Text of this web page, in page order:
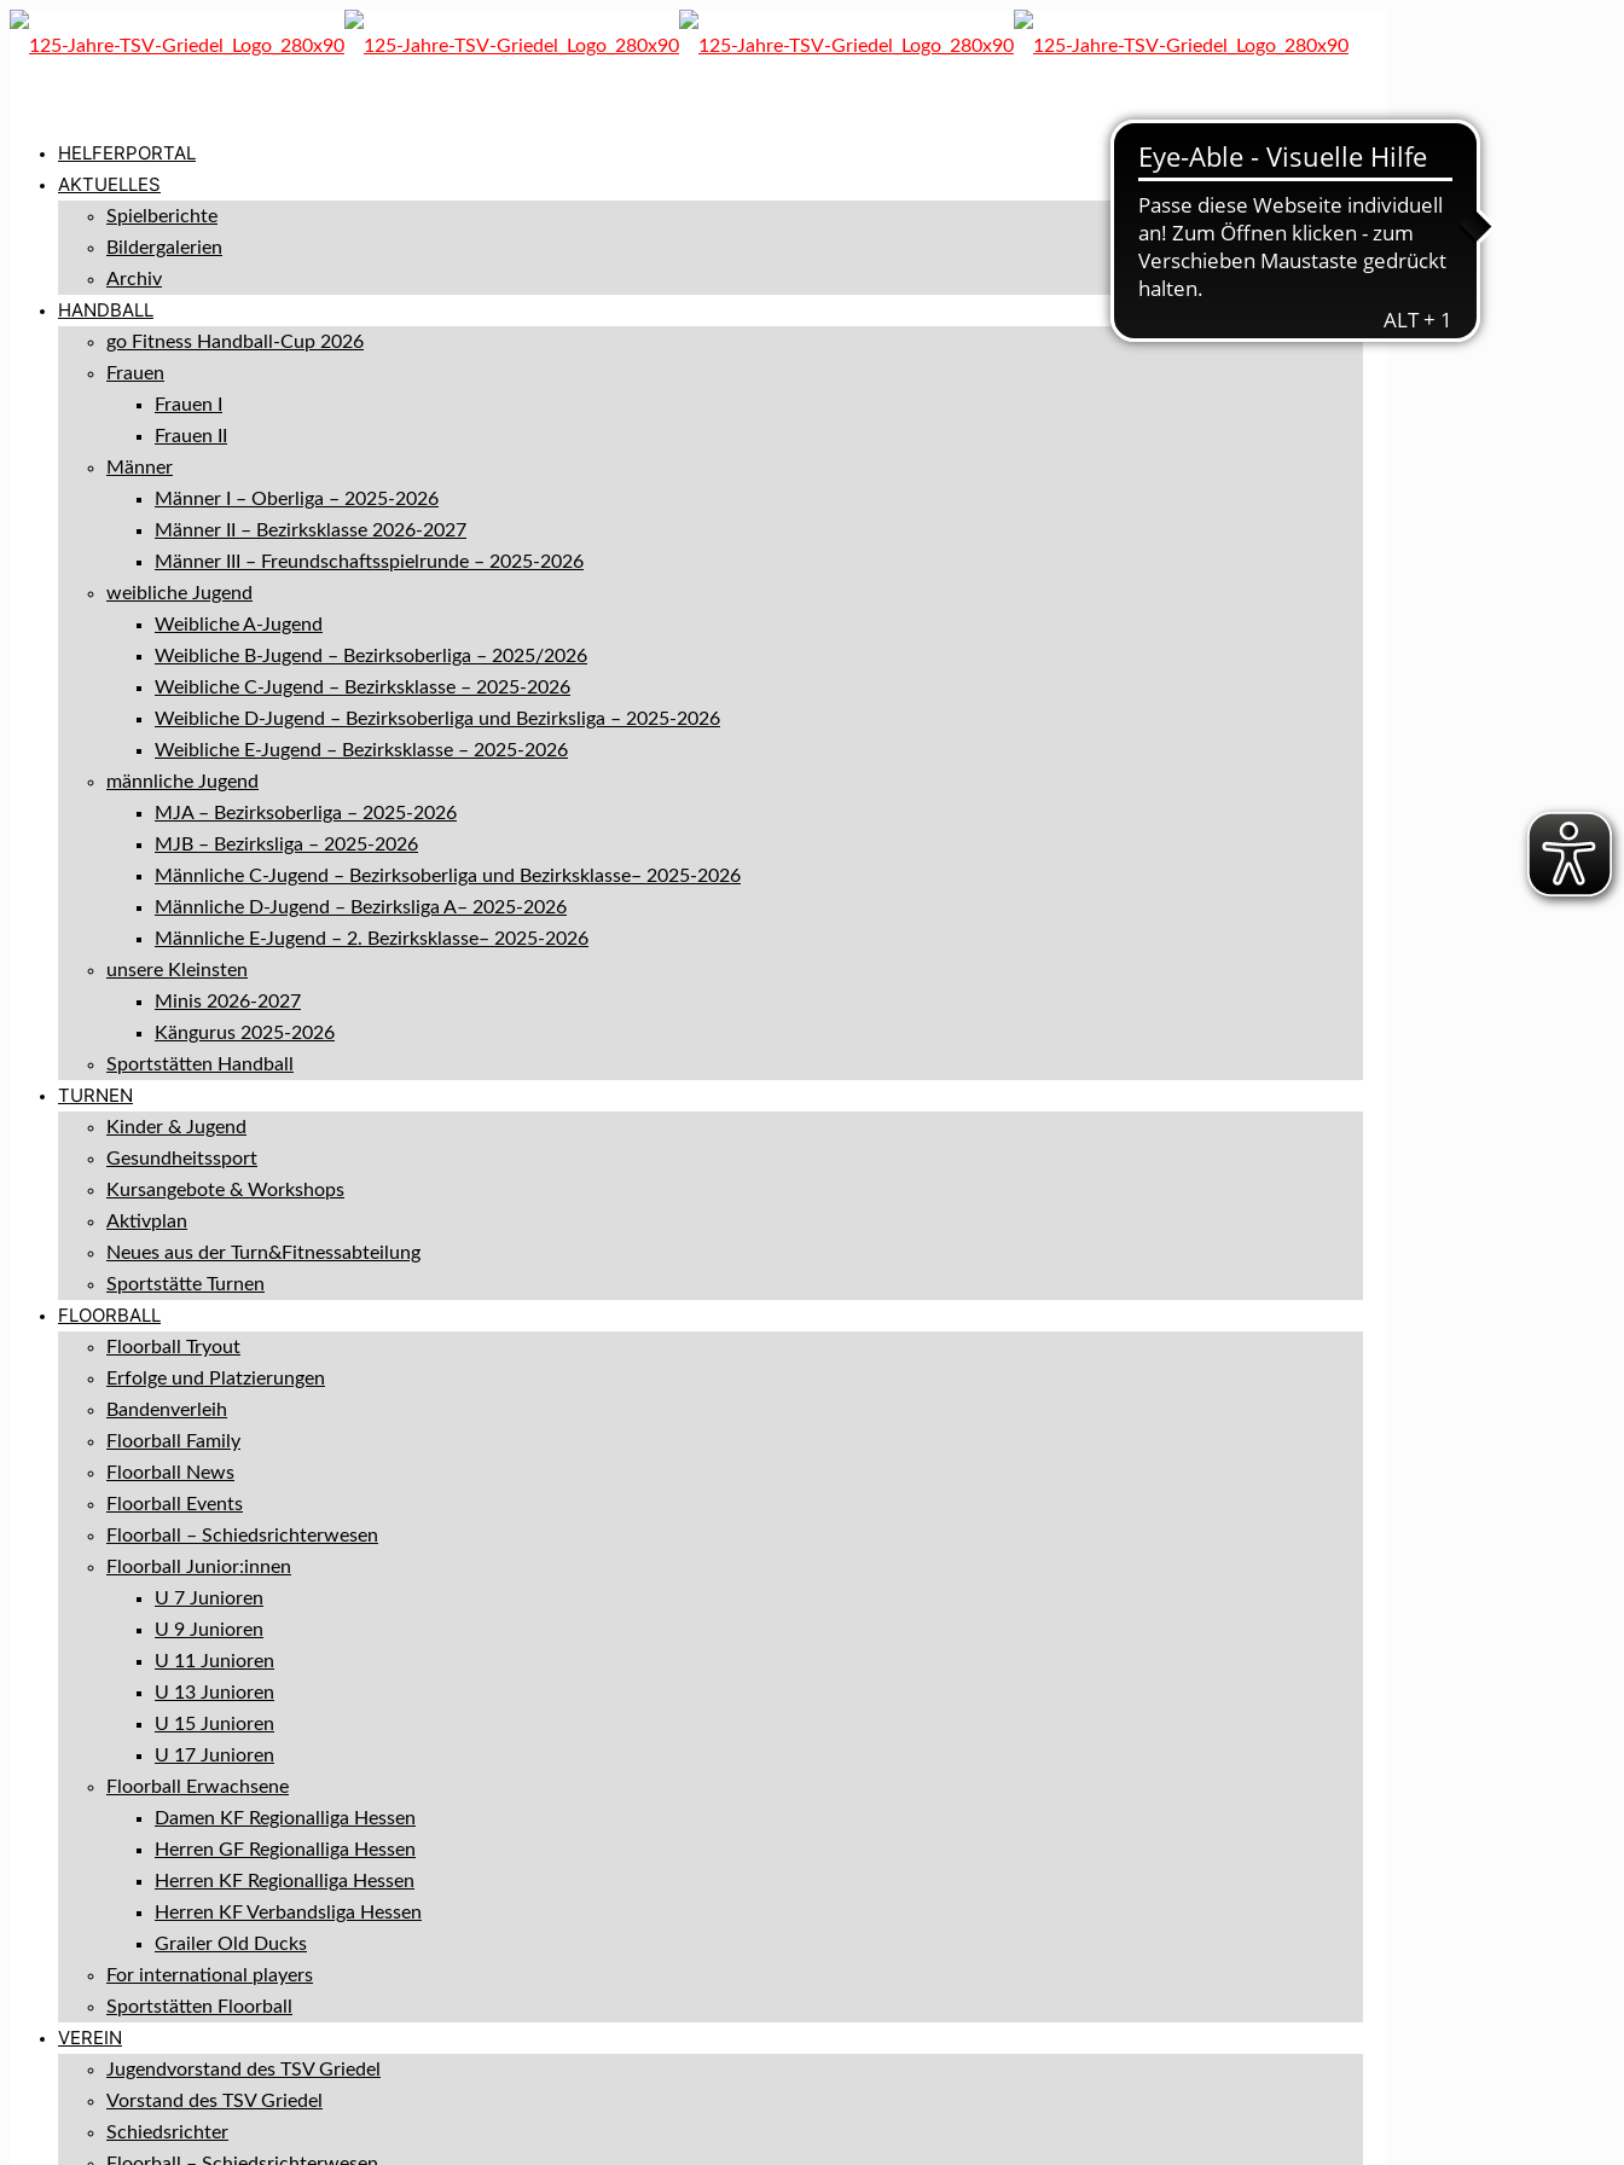
HELFERPORTAL
AKTUELLES
Spielberichte
Bildergalerien
Archiv
HANDBALL
go Fitness Handball-Cup 2026
Frauen
Frauen I
Frauen II
Männer
Männer I – Oberliga – 2025-2026
Männer II – Bezirksklasse 2026-2027
Männer III – Freundschaftsspielrunde – 2025-2026
weibliche Jugend
Weibliche A-Jugend
Weibliche B-Jugend – Bezirksoberliga – 2025/2026
Weibliche C-Jugend – Bezirksklasse – 2025-2026
Weibliche D-Jugend – Bezirksoberliga und Bezirksliga – 2025-2026
Weibliche E-Jugend – Bezirksklasse – 2025-2026
männliche Jugend
MJA – Bezirksoberliga – 2025-2026
MJB – Bezirksliga – 2025-2026
Männliche C-Jugend – Bezirksoberliga und Bezirksklasse– 2025-2026
Männliche D-Jugend – Bezirksliga A– 2025-2026
Männliche E-Jugend – 2. Bezirksklasse– 2025-2026
unsere Kleinsten
Minis 2026-2027
Kängurus 2025-2026
Sportstätten Handball
TURNEN
Kinder & Jugend
Gesundheitssport
Kursangebote & Workshops
Aktivplan
Neues aus der Turn&Fitnessabteilung
Sportstätte Turnen
FLOORBALL
Floorball Tryout
Erfolge und Platzierungen
Bandenverleih
Floorball Family
Floorball News
Floorball Events
Floorball – Schiedsrichterwesen
Floorball Junior:innen
U 7 Junioren
U 9 Junioren
U 11 Junioren
U 13 Junioren
U 15 Junioren
U 17 Junioren
Floorball Erwachsene
Damen KF Regionalliga Hessen
Herren GF Regionalliga Hessen
Herren KF Regionalliga Hessen
Herren KF Verbandsliga Hessen
Grailer Old Ducks
For international players
Sportstätten Floorball
VEREIN
Jugendvorstand des TSV Griedel
Vorstand des TSV Griedel
Schiedsrichter